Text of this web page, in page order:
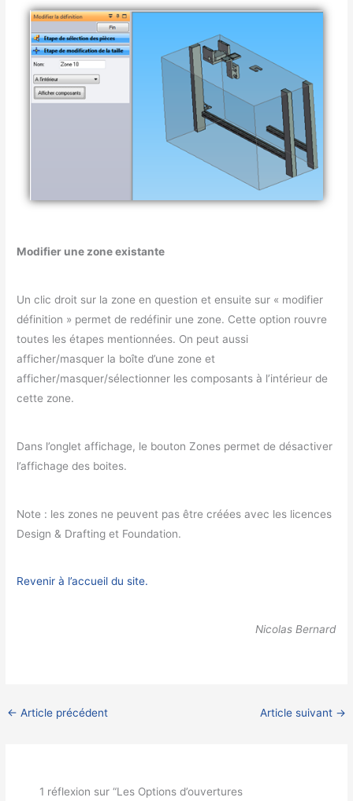
Modifier une zone existante
Un clic droit sur la zone en question et ensuite sur « modifier
définition » permet de redéfinir une zone. Cette option rouvre
toutes les étapes mentionnées. On peut aussi
afficher/masquer la boîte d’une zone et
afficher/masquer/sélectionner les composants à l’intérieur de
cette zone.
Dans l’onglet affichage, le bouton Zones permet de désactiver
l’affichage des boites.
Note : les zones ne peuvent pas être créées avec les licences
Design & Drafting et Foundation.
Revenir à l’accueil du site.
Nicolas Bernard
← Article précédent Article suivant →
1 réflexion sur “Les Options d’ouvertures